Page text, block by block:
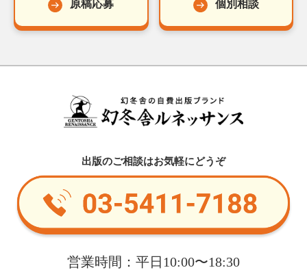
原稿応募 個別相談
出版のご相談はお気軽にどうぞ
営業時間：平日10:00〜18:30